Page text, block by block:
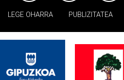
LEGE OHARRA PUBLIZITATEA